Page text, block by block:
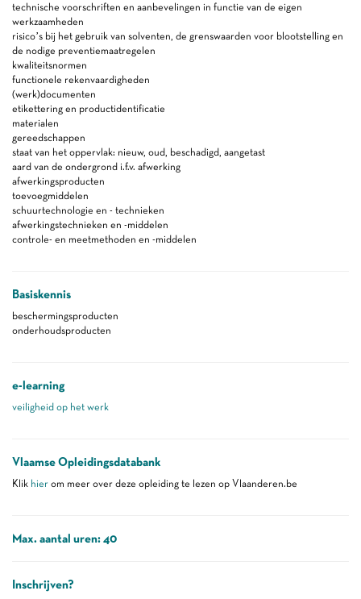
technische voorschriften en aanbevelingen in functie van de eigen
werkzaamheden
risico’s bij het gebruik van solventen, de grenswaarden voor blootstelling en
de nodige preventiemaatregelen
kwaliteitsnormen
functionele rekenvaardigheden
(werk)documenten
etikettering en productidentificatie
materialen
gereedschappen
staat van het oppervlak: nieuw, oud, beschadigd, aangetast
aard van de ondergrond i.f.v. afwerking
afwerkingsproducten
toevoegmiddelen
schuurtechnologie en - technieken
afwerkingstechnieken en -middelen
controle- en meetmethoden en -middelen
Basiskennis
beschermingsproducten
onderhoudsproducten
e-learning
veiligheid op het werk
Vlaamse Opleidingsdatabank
Klik hier om meer over deze opleiding te lezen op Vlaanderen.be
Max. aantal uren: 40
Inschrijven?